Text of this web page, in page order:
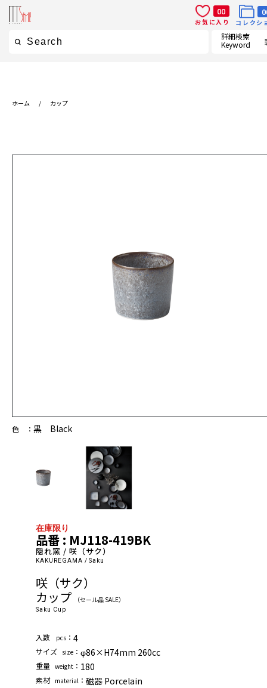
詳細検索
Keyword
00
お気に入り
コレクシ
ホーム / カップ
色 ： 黒 Black
在庫限り
品番 : MJ118-419BK
隠れ窯 / 咲（サク）
KAKUREGAMA / Saku
咲（サク）
カップ
（セール品 SALE）
Saku Cup
⼊数 pcs ： 4
サイズ size ： φ86×H74mm 260cc
重量 weight ： 180
素材 material ： 磁器 Porcelain